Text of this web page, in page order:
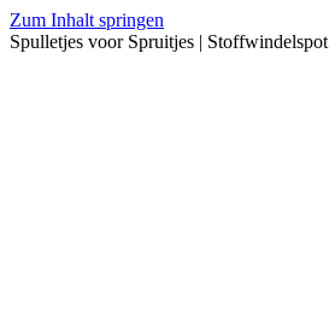
Zum Inhalt springen
Spulletjes voor Spruitjes | Stoffwindelspot